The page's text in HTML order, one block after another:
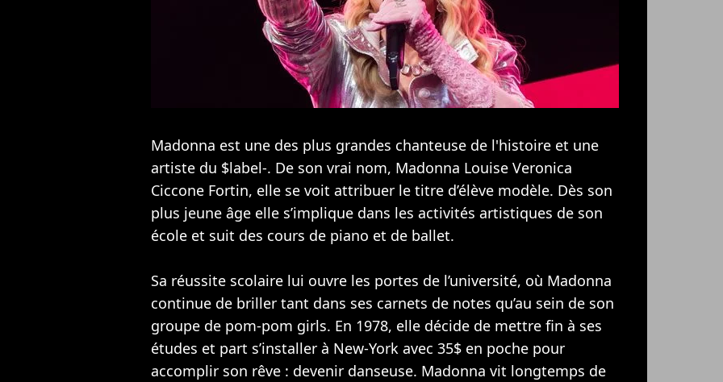
Madonna est une des plus grandes chanteuse de l'histoire et une
artiste du $label-. De son vrai nom, Madonna Louise Veronica
Ciccone Fortin, elle se voit attribuer le titre d’élève modèle. Dès son
plus jeune âge elle s’implique dans les activités artistiques de son
école et suit des cours de piano et de ballet.
Sa réussite scolaire lui ouvre les portes de l’université, où Madonna
continue de briller tant dans ses carnets de notes qu’au sein de son
groupe de pom-pom girls. En 1978, elle décide de mettre fin à ses
études et part s’installer à New-York avec 35$ en poche pour
accomplir son rêve : devenir danseuse. Madonna vit longtemps de